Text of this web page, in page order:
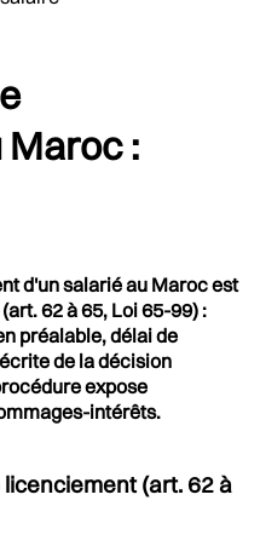
:
d'un salarié au Maroc est
62 à 65, Loi 65-99) :
préalable, délai de
de la décision
expose
intérêts.
(art. 62 à